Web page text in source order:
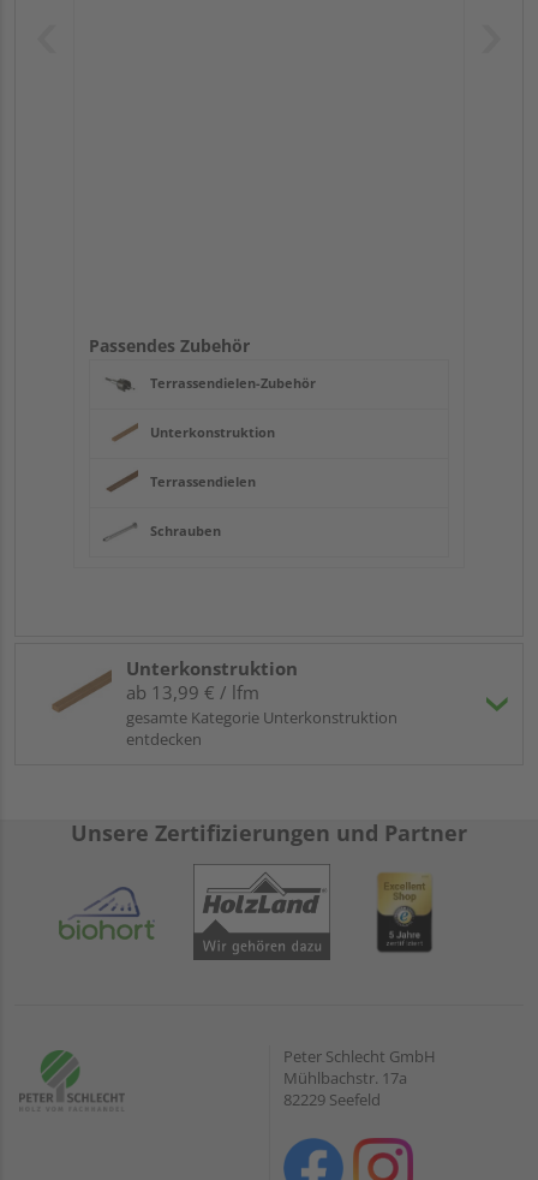
Passendes Zubehör
Terrassendielen-Zubehör
Unterkonstruktion
Terrassendielen
Schrauben
Unterkonstruktion
ab 13,99 € / lfm
gesamte Kategorie Unterkonstruktion
entdecken
Unsere Zertifizierungen und Partner
Peter Schlecht GmbH
Mühlbachstr. 17a
82229 Seefeld